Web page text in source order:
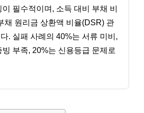
필수적이며, 소득 대비 부채 비
채 원리금 상환액 비율(DSR) 관
. 실패 사례의 40%는 서류 미비,
부족, 20%는 신용등급 문제로